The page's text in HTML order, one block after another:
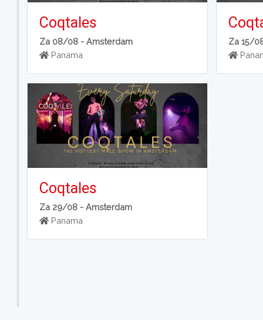
Coqtales
Za 08/08 -Amsterdam
Panama
Za 15/
Coqtales
Za 29/08 -Amsterdam
Panama